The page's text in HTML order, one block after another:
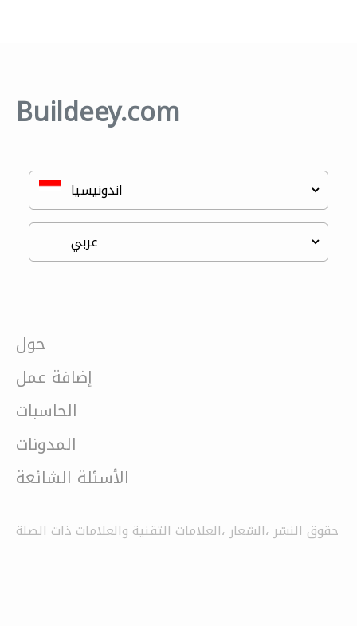
Buildeey.com
حول
إضافة عمل
الحاسبات
المدونات
الأسئلة الشائعة
حقوق النشر ،الشعار ،العلامات التقنية والعلامات ذات الصلة